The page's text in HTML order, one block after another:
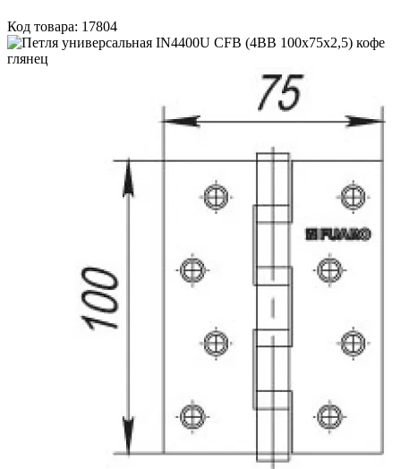
Код товара: 17804